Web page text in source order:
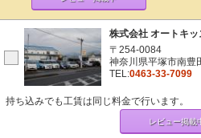
株式会社 オートキッ
〒254-0084
神奈川県平塚市南豊
TEL:0463-33-7099
持ち込みでも工賃は同じ料金で行います。
レビュー掲載